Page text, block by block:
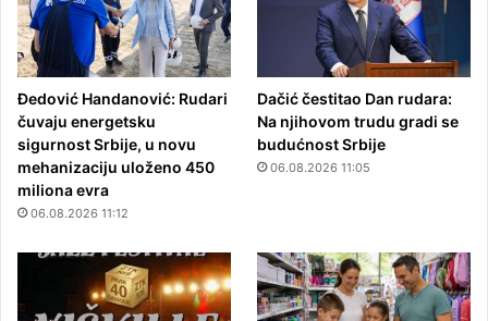
Đedović Handanović: Rudari
čuvaju energetsku
sigurnost Srbije, u novu
mehanizaciju uloženo 450
miliona evra
06.08.2026 11:12
Dačić čestitao Dan rudara:
Na njihovom trudu gradi se
budućnost Srbije
06.08.2026 11:05